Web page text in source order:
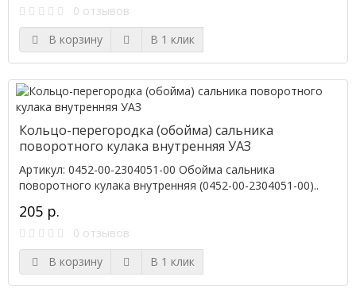
0 отзывов
В корзину
В 1 клик
Кольцо-перегородка (обойма) сальника
поворотного кулака внутренняя УАЗ
Артикул: 0452-00-2304051-00 Обойма сальника
поворотного кулака внутренняя (0452-00-2304051-00)..
205 р.
0 отзывов
В корзину
В 1 клик